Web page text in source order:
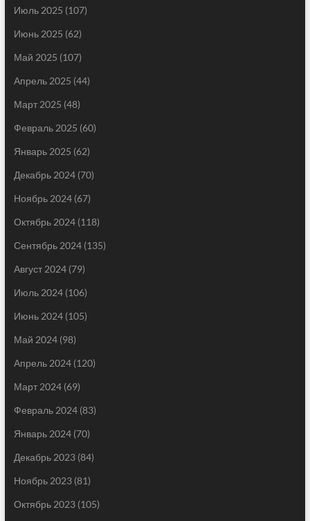
Июль 2025 (107)
Июнь 2025 (62)
Май 2025 (107)
Апрель 2025 (44)
Март 2025 (48)
Февраль 2025 (60)
Январь 2025 (62)
Декабрь 2024(70)
Ноябрь 2024(67)
Октябрь 2024(118)
Сентябрь 2024(135)
Август 2024(79)
Июль 2024(106)
Июнь 2024(105)
Май 2024(98)
Апрель 2024(120)
Март 2024(69)
Февраль 2024(83)
Январь 2024(70)
Декабрь 2023(84)
Ноябрь 2023(81)
Октябрь 2023(105)